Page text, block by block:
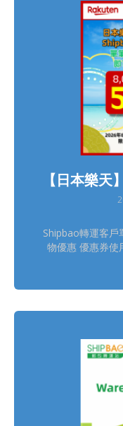
盡快下載並使用
運資訊，減低受
服
Shipbao轉運客
物優惠 優惠券
https://b.link/